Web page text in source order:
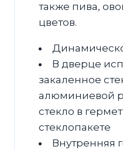
также пива,
цветов.
В дверце
закаленное
алюминиевой
стекло в
стеклопакете
Внутренняя